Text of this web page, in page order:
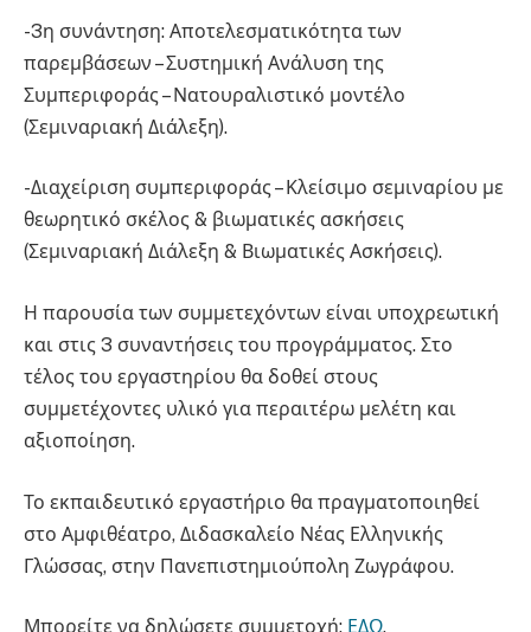
-3η συνάντηση: Αποτελεσματικότητα των
παρεμβάσεων – Συστημική Ανάλυση της
Συμπεριφοράς – Νατουραλιστικό μοντέλο
(Σεμιναριακή Διάλεξη).
-Διαχείριση συμπεριφοράς – Κλείσιμο σεμιναρίου με
θεωρητικό σκέλος & βιωματικές ασκήσεις
(Σεμιναριακή Διάλεξη & Βιωματικές Ασκήσεις).
Η παρουσία των συμμετεχόντων είναι υποχρεωτική
και στις 3 συναντήσεις του προγράμματος. Στο
τέλος του εργαστηρίου θα δοθεί στους
συμμετέχοντες υλικό για περαιτέρω μελέτη και
αξιοποίηση.
Το εκπαιδευτικό εργαστήριο θα πραγματοποιηθεί
στο Αμφιθέατρο, Διδασκαλείο Νέας Ελληνικής
Γλώσσας, στην Πανεπιστημιούπολη Ζωγράφου.
Μπορείτε να δηλώσετε συμμετοχή: ΕΔΩ.